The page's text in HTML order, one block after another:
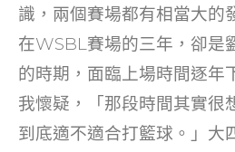
識，兩個賽場都有相當大的
在WSBL賽場的三年，卻是
的時期，面臨上場時間逐年
我懷疑，「那段時間其實很
到底適不適合打籃球。」大